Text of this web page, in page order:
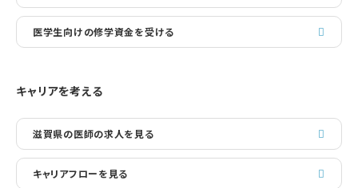
医学生向けの修学資金を受ける
キャリアを考える
滋賀県の医師の求人を見る
キャリアフローを見る